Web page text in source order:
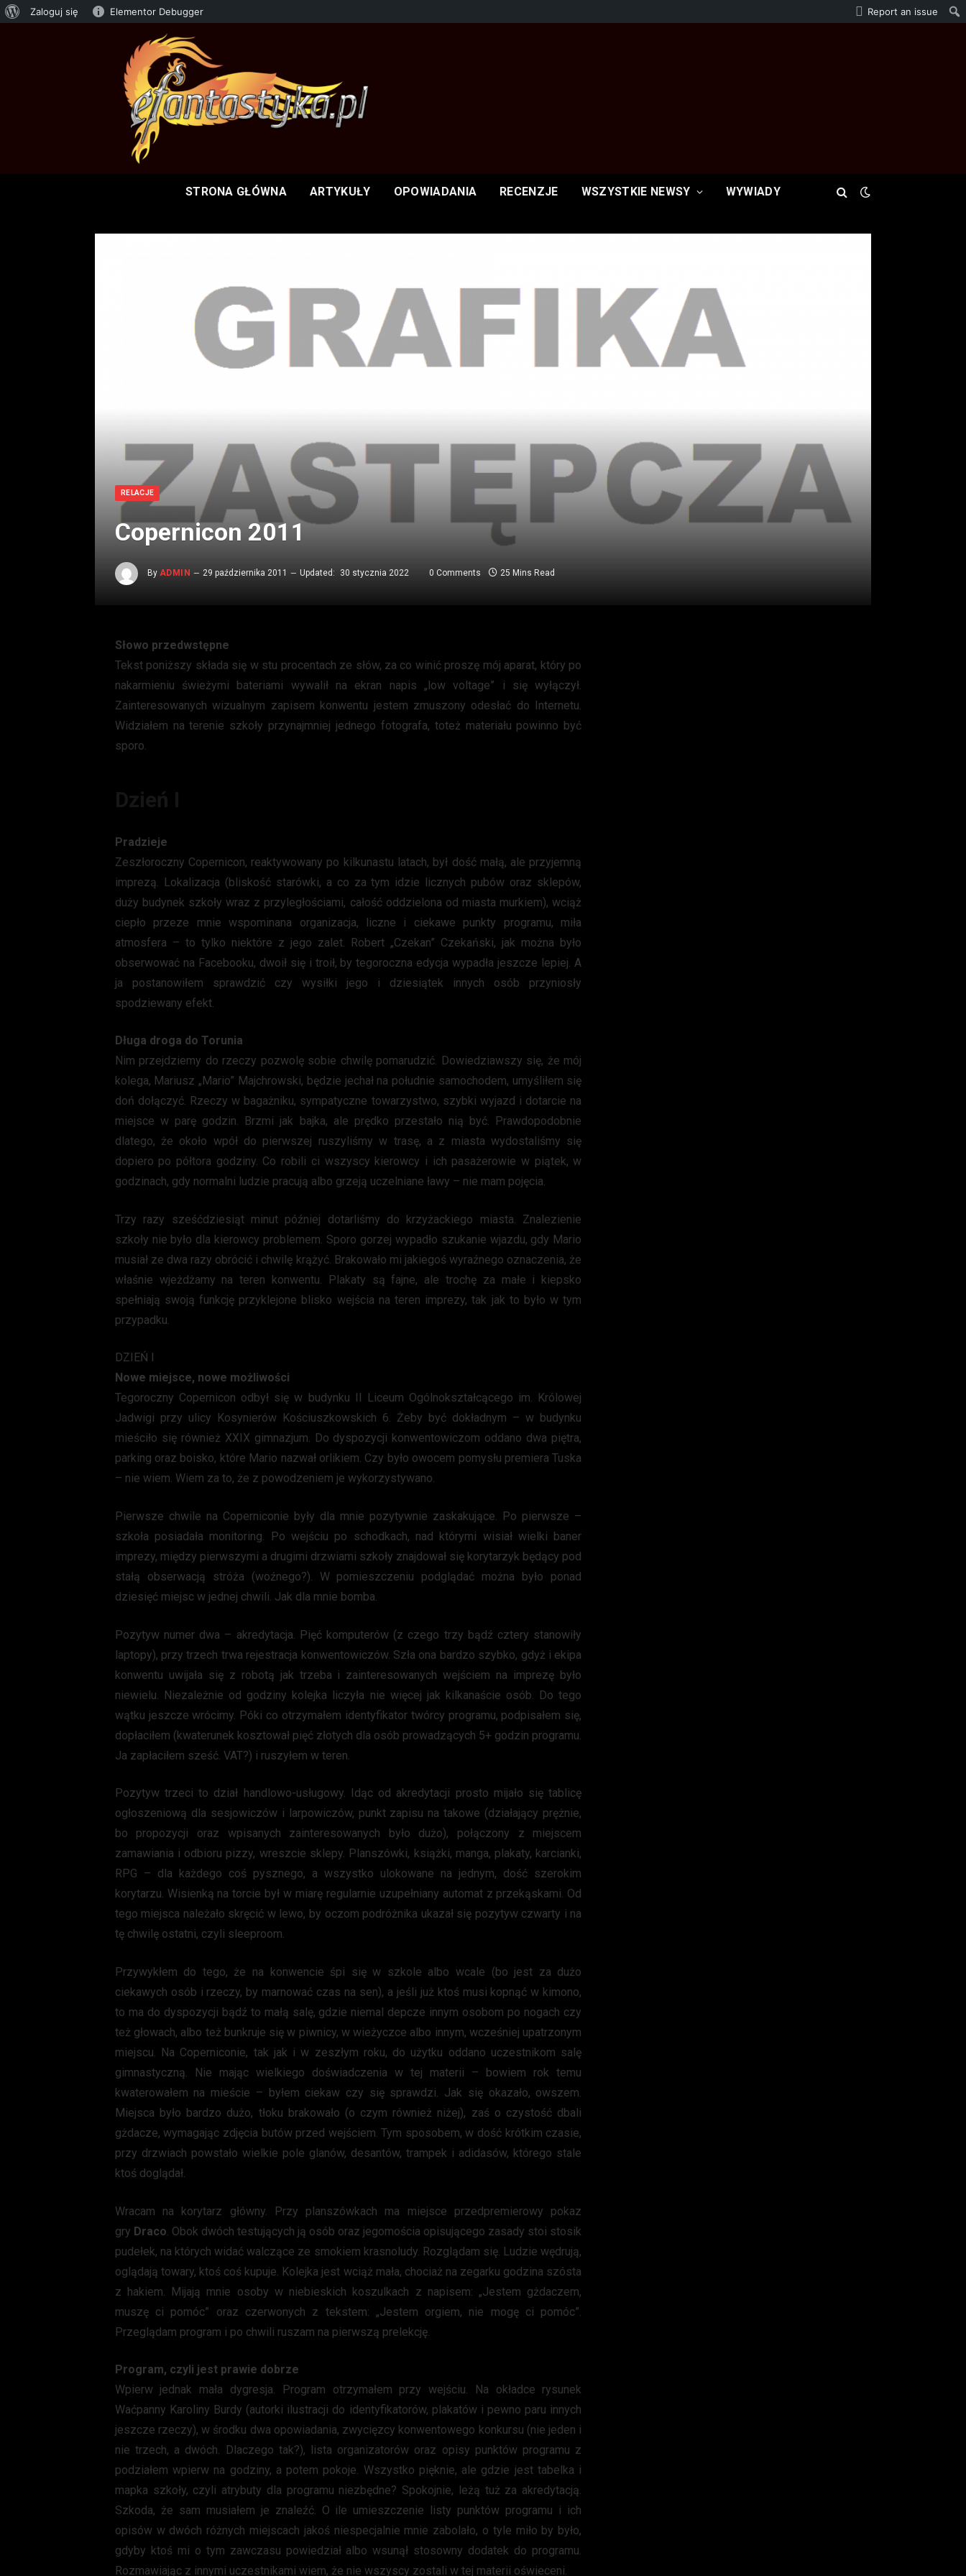
Zaloguj się Elementor Debugger Report an issue
STRONA GŁÓWNA ARTYKUŁY OPOWIADANIA RECENZJE WSZYSTKIE NEWSY WYWIADY
RELACJE
Copernicon 2011
By ADMIN 29 października 2011 Updated: 30 stycznia 2022 0 Comments 25 Mins Read
Słowo przedwstępne
Tekst poniższy składa się w stu procentach ze słów, za co winić proszę mój aparat, który po
nakarmieniu świeżymi bateriami wywalił na ekran napis „low voltage” i się wyłączył.
Zainteresowanych wizualnym zapisem konwentu jestem zmuszony odesłać do Internetu.
Widziałem na terenie szkoły przynajmniej jednego fotografa, toteż materiału powinno być
sporo.
Pradzieje
Zeszłoroczny Copernicon, reaktywowany po kilkunastu latach, był dość małą, ale przyjemną
imprezą. Lokalizacja (bliskość starówki, a co za tym idzie licznych pubów oraz sklepów,
duży budynek szkoły wraz z przyległościami, całość oddzielona od miasta murkiem), wciąż
ciepło przeze mnie wspominana organizacja, liczne i ciekawe punkty programu, miła
atmosfera – to tylko niektóre z jego zalet. Robert „Czekan” Czekański, jak można było
obserwować na Facebooku, dwoił się i troił, by tegoroczna edycja wypadła jeszcze lepiej. A
ja postanowiłem sprawdzić czy wysiłki jego i dziesiątek innych osób przyniosły
spodziewany efekt.
Długa droga do Torunia
Nim przejdziemy do rzeczy pozwolę sobie chwilę pomarudzić. Dowiedziawszy się, że mój
kolega, Mariusz „Mario” Majchrowski, będzie jechał na południe samochodem, umyśliłem się
doń dołączyć. Rzeczy w bagażniku, sympatyczne towarzystwo, szybki wyjazd i dotarcie na
miejsce w parę godzin. Brzmi jak bajka, ale prędko przestało nią być. Prawdopodobnie
dlatego, że około wpół do pierwszej ruszyliśmy w trasę, a z miasta wydostaliśmy się
dopiero po półtora godziny. Co robili ci wszyscy kierowcy i ich pasażerowie w piątek, w
godzinach, gdy normalni ludzie pracują albo grzeją uczelniane ławy – nie mam pojęcia.
Trzy razy sześćdziesiąt minut później dotarliśmy do krzyżackiego miasta. Znalezienie
szkoły nie było dla kierowcy problemem. Sporo gorzej wypadło szukanie wjazdu, gdy Mario
musiał ze dwa razy obrócić i chwilę krążyć. Brakowało mi jakiegoś wyraźnego oznaczenia, że
właśnie wjeżdżamy na teren konwentu. Plakaty są fajne, ale trochę za małe i kiepsko
spełniają swoją funkcję przyklejone blisko wejścia na teren imprezy, tak jak to było w tym
przypadku.
DZIEŃ I
Nowe miejsce, nowe możliwości
Tegoroczny Copernicon odbył się w budynku II Liceum Ogólnokształcącego im. Królowej
Jadwigi przy ulicy Kosynierów Kościuszkowskich 6. Żeby być dokładnym – w budynku
mieściło się również XXIX gimnazjum. Do dyspozycji konwentowiczom oddano dwa piętra,
parking oraz boisko, które Mario nazwał orlikiem. Czy było owocem pomysłu premiera Tuska
– nie wiem. Wiem za to, że z powodzeniem je wykorzystywano.
Pierwsze chwile na Coperniconie były dla mnie pozytywnie zaskakujące. Po pierwsze –
szkoła posiadała monitoring. Po wejściu po schodkach, nad którymi wisiał wielki baner
imprezy, między pierwszymi a drugimi drzwiami szkoły znajdował się korytarzyk będący pod
stałą obserwacją stróża (woźnego?). W pomieszczeniu podglądać można było ponad
dziesięć miejsc w jednej chwili. Jak dla mnie bomba.
Pozytyw numer dwa – akredytacja. Pięć komputerów (z czego trzy bądź cztery stanowiły
laptopy), przy trzech trwa rejestracja konwentowiczów. Szła ona bardzo szybko, gdyż i ekipa
konwentu uwijała się z robotą jak trzeba i zainteresowanych wejściem na imprezę było
niewielu. Niezależnie od godziny kolejka liczyła nie więcej jak kilkanaście osób. Do tego
wątku jeszcze wrócimy. Póki co otrzymałem identyfikator twórcy programu, podpisałem się,
dopłaciłem (kwaterunek kosztował pięć złotych dla osób prowadzących 5+ godzin programu.
Ja zapłaciłem sześć. VAT?) i ruszyłem w teren.
Pozytyw trzeci to dział handlowo-usługowy. Idąc od akredytacji prosto mijało się tablicę
ogłoszeniową dla sesjowiczów i larpowiczów, punkt zapisu na takowe (działający prężnie,
bo propozycji oraz wpisanych zainteresowanych było dużo), połączony z miejscem
zamawiania i odbioru pizzy, wreszcie sklepy. Planszówki, książki, manga, plakaty, karcianki,
RPG – dla każdego coś pysznego, a wszystko ulokowane na jednym, dość szerokim
korytarzu. Wisienką na torcie był w miarę regularnie uzupełniany automat z przekąskami. Od
tego miejsca należało skręcić w lewo, by oczom podróżnika ukazał się pozytyw czwarty i na
tę chwilę ostatni, czyli sleeproom.
Przywykłem do tego, że na konwencie śpi się w szkole albo wcale (bo jest za dużo
ciekawych osób i rzeczy, by marnować czas na sen), a jeśli już ktoś musi kopnąć w kimono,
to ma do dyspozycji bądź to małą salę, gdzie niemal depcze innym osobom po nogach czy
też głowach, albo też bunkruje się w piwnicy, w wieżyczce albo innym, wcześniej upatrzonym
miejscu. Na Coperniconie, tak jak i w zeszłym roku, do użytku oddano uczestnikom salę
gimnastyczną. Nie mając wielkiego doświadczenia w tej materii – bowiem rok temu
kwaterowałem na mieście – byłem ciekaw czy się sprawdzi. Jak się okazało, owszem.
Miejsca było bardzo dużo, tłoku brakowało (o czym również niżej), zaś o czystość dbali
gżdacze, wymagając zdjęcia butów przed wejściem. Tym sposobem, w dość krótkim czasie,
przy drzwiach powstało wielkie pole glanów, desantów, trampek i adidasów, którego stale
ktoś doglądał.
Wracam na korytarz główny. Przy planszówkach ma miejsce przedpremierowy pokaz
gry Draco . Obok dwóch testujących ją osób oraz jegomościa opisującego zasady stoi stosik
pudełek, na których widać walczące ze smokiem krasnoludy. Rozglądam się. Ludzie wędrują,
oglądają towary, ktoś coś kupuje. Kolejka jest wciąż mała, chociaż na zegarku godzina szósta
z hakiem. Mijają mnie osoby w niebieskich koszulkach z napisem: „Jestem gżdaczem,
muszę ci pomóc” oraz czerwonych z tekstem: „Jestem orgiem, nie mogę ci pomóc”.
Przeglądam program i po chwili ruszam na pierwszą prelekcję.
Program, czyli jest prawie dobrze
Wpierw jednak mała dygresja. Program otrzymałem przy wejściu. Na okładce rysunek
Waćpanny Karoliny Burdy (autorki ilustracji do identyfikatorów, plakatów i pewno paru innych
jeszcze rzeczy), w środku dwa opowiadania, zwycięzcy konwentowego konkursu (nie jeden i
nie trzech, a dwóch. Dlaczego tak?), lista organizatorów oraz opisy punktów programu z
podziałem wpierw na godziny, a potem pokoje. Wszystko pięknie, ale gdzie jest tabelka i
mapka szkoły, czyli atrybuty dla programu niezbędne? Spokojnie, leżą tuż za akredytacją.
Szkoda, że sam musiałem je znaleźć. O ile umieszczenie listy punktów programu i ich
opisów w dwóch różnych miejscach jakoś niespecjalnie mnie zabolało, o tyle miło by było,
gdyby ktoś mi o tym zawczasu powiedział albo wsunął stosowny dodatek do programu.
Rozmawiając z innymi uczestnikami wiem, że nie wszyscy zostali w tej materii oświeceni.